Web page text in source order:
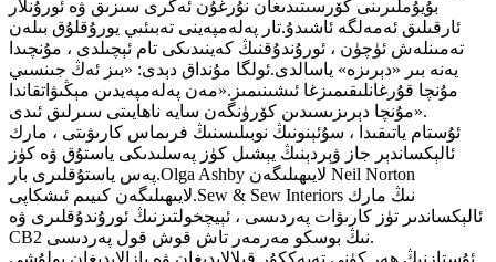
بۇيۇملىرىنى كۆرسىتىدىغان نۇرغۇن ئەگرى سىزىق ۋە ئورۇنلار
ئارقىلىق ئەمەلگە ئاشىدۇ.تار پەلەمپەينى تەبىئىي يورۇقلۇق بىلەن
تەمىنلەش ئۈچۈن ، ئورۇندۇقنىڭ كەينىدىكى تام ئېچىلدى ، مۇنچىدا
يەنە بىر «دېرىزە» ياسالدى.ئولگا مۇنداق دېدى: «بىز ئەڭ جىنسىي
مۇنچا قۇرغانلىقىمىزغا ئىشىنىمىز.«مەن پەلەمپەيدىن مېڭىۋاتقاندا
مۇنچا دېرىزىسىدىن كۆرۈنگەن سايە ناھايىتى سىرلىق ئىدى».
ئۇستام ياتىقىدا ، سۇئېنونىڭ نوبىلىسنىڭ فرىماس كارىۋىتى ، مارك
ئالېكساندېر جاز ۋېردېنىڭ يېشىل كۈز پەسلىدىكى ياستۇق ۋە كۈز
پەس ياستۇقلىرى بار.Olga Ashby لايىھىلىگەن Neil Norton
لايىھىلىگەن كىيىم ئىشكاپى.Sew & Sew Interiors نىڭ مارك
ئالېكساندىر تۈز كارىۋات پەردىسى ، ئېيچخولتىزنىڭ ئورۇندۇقلىرى ۋە
CB2 نىڭ بوسكو مەرمەر تاش قوش قول پەردىسى.
ئۇستازنىڭ ھەر كۈنى تەپەككۇر قىلالايدىغان ۋە يازالايدىغان بولۇشى